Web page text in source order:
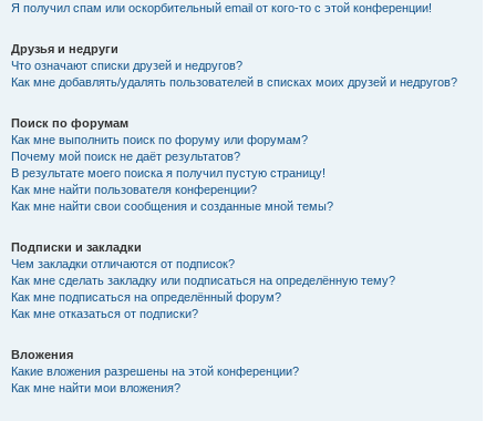
Я получил спам или оскорбительный email от кого-то с этой конференции!
Друзья и недруги
Что означают списки друзей и недругов?
Как мне добавлять/удалять пользователей в списках моих друзей и недругов?
Поиск по форумам
Как мне выполнить поиск по форуму или форумам?
Почему мой поиск не даёт результатов?
В результате моего поиска я получил пустую страницу!
Как мне найти пользователя конференции?
Как мне найти свои сообщения и созданные мной темы?
Подписки и закладки
Чем закладки отличаются от подписок?
Как мне сделать закладку или подписаться на определённую тему?
Как мне подписаться на определённый форум?
Как мне отказаться от подписки?
Вложения
Какие вложения разрешены на этой конференции?
Как мне найти мои вложения?